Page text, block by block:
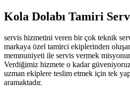
Kola Dolabı Tamiri
servis hizmetini veren bir çok teknik
markaya özel tamirci ekiplerinden
memnuniyeti ile servis vermek
Verdiğimiz hizmete o kadar
uzman ekiplere teslim etmek için tek
aramaktadır.